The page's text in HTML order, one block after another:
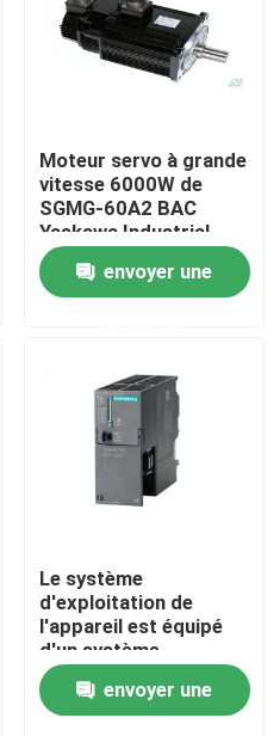
Moteur servo à grande
vitesse 6000W de
SGMG-60A2 BAC
Yaskawa Industrial
Servo Motor
envoyer une
Le système
d'exploitation de
l'appareil est équipé
d'un système
d'exploitation de
l'appareil, qui est
équipé d'un système
envoyer une